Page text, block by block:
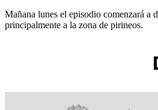
Mañana lunes el episodio comenzará a
principalmente a la zona de pirineos.